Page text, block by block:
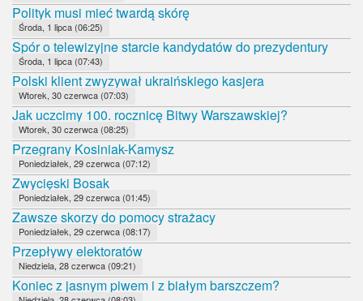
Polityk musi mieć twardą skórę
Środa, 1 lipca (06:25)
Spór o telewizyjne starcie kandydatów do prezydentury
Środa, 1 lipca (07:43)
Polski klient zwyzywał ukraińskiego kasjera
Wtorek, 30 czerwca (07:03)
Jak uczcimy 100. rocznicę Bitwy Warszawskiej?
Wtorek, 30 czerwca (08:25)
Przegrany Kosiniak-Kamysz
Poniedziałek, 29 czerwca (07:12)
Zwycięski Bosak
Poniedziałek, 29 czerwca (01:45)
Zawsze skorzy do pomocy strażacy
Poniedziałek, 29 czerwca (08:17)
Przepływy elektoratów
Niedziela, 28 czerwca (09:21)
Koniec z jasnym piwem i z białym barszczem?